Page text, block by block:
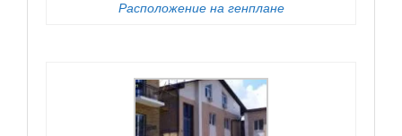
Расположение на генплане